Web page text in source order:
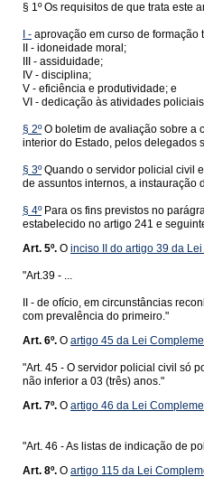
§ 1º Os requisitos de que trata este
I - aprovação em curso de
II - idoneidade moral;
III - assiduidade;
IV - disciplina;
V - eficiência e produtividade; e
VI - dedicação às atividades
§ 2ºO boletim de avaliação sobre a
interior do Estado, pelos delegados
§ 3ºQuando o servidor policial civil
de assuntos internos, a instauração
§ 4ºPara os fins previstos no
estabelecido no artigo 241 e
Art. 5º. O inciso II do artigo 39 da
"Art.39 - ...
II - de ofício, em circunstâncias
com prevalência do primeiro."
Art. 6º. O artigo 45 da Lei
"Art. 45 - O servidor policial civil só
não inferior a 03 (três) anos."
Art. 7º. O artigo 46 da Lei
"Art. 46 - As listas de indicação de
Art. 8º. O artigo 115 da Lei